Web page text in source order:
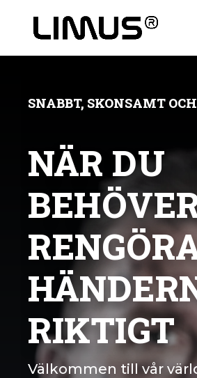
SNABBT, SKONSAMT
NÄR DU
RIKTIGT
Välkommen till vår